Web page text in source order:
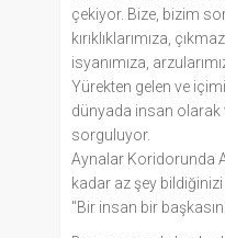
çekiyor. Bize, bizim
kırıklıklarımıza,
isyanımıza,
Yürekten gelen ve
dünyada insan olarak
sorguluyor.
Aynalar Koridorunda
kadar az şey
"Bir insan bir